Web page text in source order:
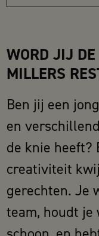
WORD JIJ
MILLERS
Ben jij een
en
de knie heeft?
creativiteit
gerechten. Je
team, houdt je